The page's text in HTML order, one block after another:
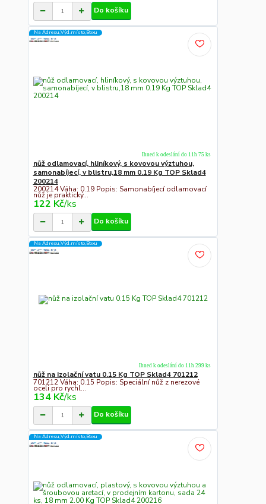
Do košíku
Na Adresu,Výd.místo,Boxu
nůž odlamovací, hliníkový, s kovovou výztuhou,
samonabíjecí, v blistru,18 mm 0.19 Kg TOP Sklad4
200214
200214 Váha: 0.19 Popis: Samonabíjecí odlamovací
nůž je praktický...
122 Kč/ks
Ihned k odeslání do 11h 75 ks
Do košíku
Na Adresu,Výd.místo,Boxu
nůž na izolační vatu 0.15 Kg TOP Sklad4 701212
701212 Váha: 0.15 Popis: Speciální nůž z nerezové
oceli pro rychl...
134 Kč/ks
Ihned k odeslání do 11h 299 ks
Do košíku
Na Adresu,Výd.místo,Boxu